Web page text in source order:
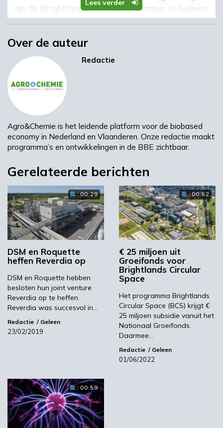
Lees verder
op de Brightlands Chemelot Campus in Geleen.
UvA onderzoekt nieuwe bioplastics uit planten en
Meest gelezen
YPACK project gestart in Spanje
‘Grote groeikansen Europese markt voor biobased
producten’
Over de auteur
Redactie
Agro&Chemie is het leidende platform voor de biobased
economy in Nederland en Vlaanderen. Onze redactie maakt
programma’s en ontwikkelingen in de BBE zichtbaar.
Gerelateerde berichten
00:29
DSM en Roquette
heffen Reverdia op
DSM en Roquette hebben
besloten hun joint venture
Reverdia op te heffen.
Reverdia was succesvol in…
Redactie Geleen
23/02/2019
00:52
€ 25 miljoen uit
Groeifonds voor
Brightlands Circular
Space
Het programma Brightlands
Circular Space (BCS) krijgt €
25 miljoen subsidie vanuit het
Nationaal Groeifonds.
Daarmee…
Redactie Geleen
01/06/2022
00:59